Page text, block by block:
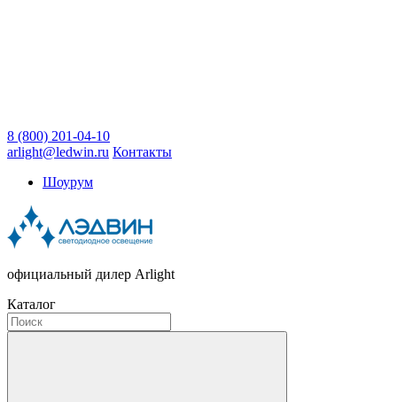
8 (800) 201-04-10
arlight@ledwin.ru Контакты
Шоурум
официальный дилер Arlight
Каталог